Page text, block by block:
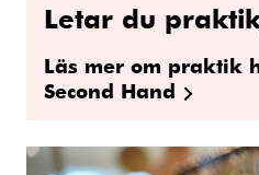
Letar du
Läs mer om praktik
Second Hand